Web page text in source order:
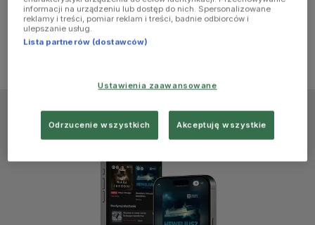
information)
informacji na urządzeniu lub dostęp do nich. Spersonalizowane
reklamy i treści, pomiar reklam i treści, badnie odbiorców i
ulepszanie usług.
Lista partnerów (dostawców)
Ustawienia zaawansowane
Odrzucenie wszystkich Akceptuję wszystkie